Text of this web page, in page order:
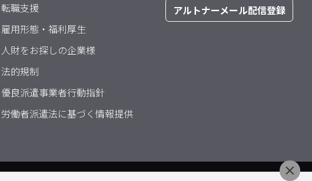
転職支援
雇用形態・福利厚生
人財をお探しの企業様
法的規制
優良派遣事業者行動指針
労働者派遣法に基づく情報提供
アルトナーメール配信登録